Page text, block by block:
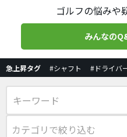
ゴルフの悩みや
みんなの
急上昇タグ #シャフト #ドライバ